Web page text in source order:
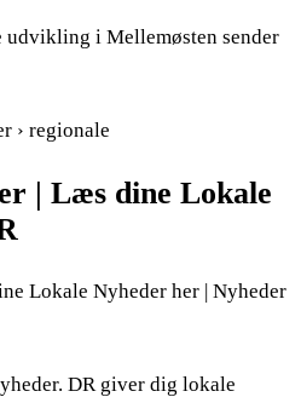
udvikling i Mellemøsten sender
› regionale
| Læs dine Lokale
Lokale Nyheder her | Nyheder
DR giver dig lokale